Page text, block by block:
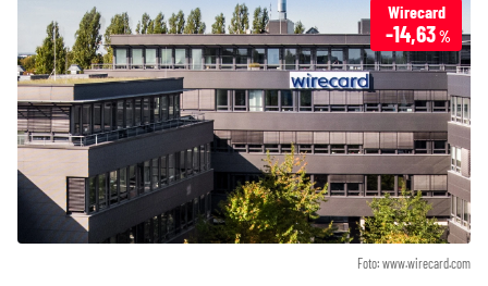
Foto: www.wirecard.com
Wirecard
-14,63%